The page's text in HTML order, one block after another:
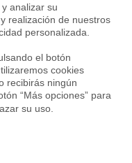
analizar su
realización de nuestros
personalizada.
el botón
cookies
recibirás ningún
“Más opciones” para
su uso.